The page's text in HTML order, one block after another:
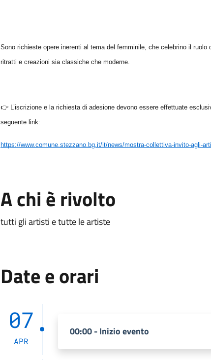
Sono richieste opere inerenti al tema del femminile, che celebrino il
ritratti e creazioni sia classiche che moderne.
👉L’iscrizione e la richiesta di adesione devono essere effettuate
seguente link:
https://www.comune.stezzano.bg.it/it/news/mostra-collettiva-invito-agli-
A chi è rivolto
tutti gli artisti e tutte le artiste
Date e orari
07
APR
00:00 - Inizio evento